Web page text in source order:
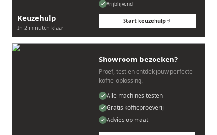
Keuzehulp
In 2 minuten klaar
Vrijblijvend
Start keuzehulp
Showroom bezoeken?
Proef, test en ontdek jouw perfecte
koffie-oplossing.
Alle machines testen
Gratis koffieproeverij
Advies op maat